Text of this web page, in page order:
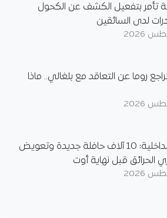
تأمر بتفعيل الكشف عن الكحول
لدى السائقين
روما عن التعاقد مع بلغالي.. ماذا
وزارة الداخلية: 10 آلاف حافلة جديدة وتعويض
الحرائق قبل نهاية أوت